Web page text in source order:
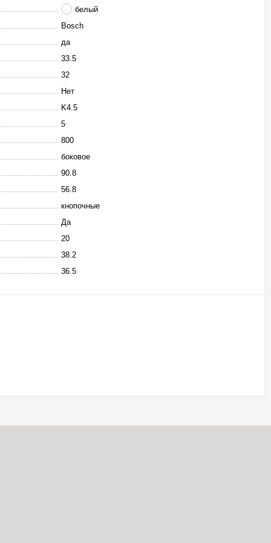
белый
Bosch
да
33.5
32
Нет
K4.5
5
800
боковое
90.8
56.8
кнопочные
Да
20
38.2
36.5